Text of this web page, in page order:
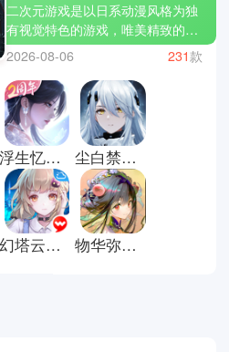
二次元游戏是以日系动漫风格为独
有视觉特色的游戏，唯美精致的人
物立绘、角色性格与特色的塑造、
优质的声优配音演出以及丰富精彩
的剧情设定都是主要卖点。这类游
戏深受喜欢动漫文化的圈子欢迎，
无论是角色扮演、卡牌养成、动作
冒险等多种玩法形式都无法阻挡他
们的热情。今天小编也为你们带来
几款风靡全球的二次元游戏，如原
神、绝区零、明日方舟等等，让你
可以快速入坑在其中，体验二次元
的魅力。
2026-08-06 231款
浮生忆玲珑官方正版 尘白禁区官方版
幻塔云游戏 物华弥新国际服